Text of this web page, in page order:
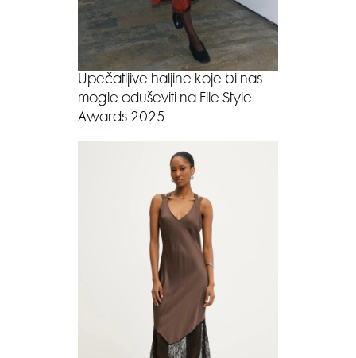
Upečatljive haljine koje bi nas
mogle oduševiti na Elle Style
Awards 2025